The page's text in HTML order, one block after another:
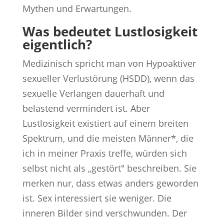
Mythen und Erwartungen.
Was bedeutet Lustlosigkeit
eigentlich?
Medizinisch spricht man von Hypoaktiver
sexueller Verlustörung (HSDD), wenn das
sexuelle Verlangen dauerhaft und
belastend vermindert ist. Aber
Lustlosigkeit existiert auf einem breiten
Spektrum, und die meisten Männer*, die
ich in meiner Praxis treffe, würden sich
selbst nicht als „gestört" beschreiben. Sie
merken nur, dass etwas anders geworden
ist. Sex interessiert sie weniger. Die
inneren Bilder sind verschwunden. Der